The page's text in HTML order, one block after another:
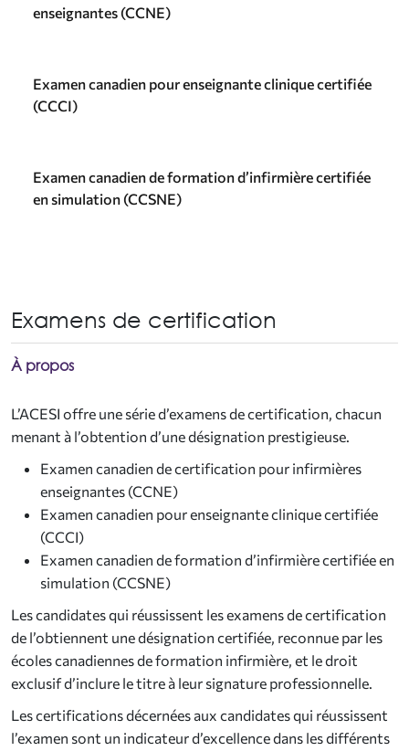
enseignantes (CCNE)
Examen canadien pour enseignante clinique certifiée
(CCCI)
Examen canadien de formation d’infirmière certifiée
en simulation (CCSNE)
Examens de certification
À propos
L’ACESI offre une série d’examens de certification, chacun
menant à l’obtention d’une désignation prestigieuse.
Examen canadien de certification pour infirmières
enseignantes (CCNE)
Examen canadien pour enseignante clinique certifiée
(CCCI)
Examen canadien de formation d’infirmière certifiée en
simulation (CCSNE)
Les candidates qui réussissent les examens de certification
de l’obtiennent une désignation certifiée, reconnue par les
écoles canadiennes de formation infirmière, et le droit
exclusif d’inclure le titre à leur signature professionnelle.
Les certifications décernées aux candidates qui réussissent
l’examen sont un indicateur d’excellence dans les différents